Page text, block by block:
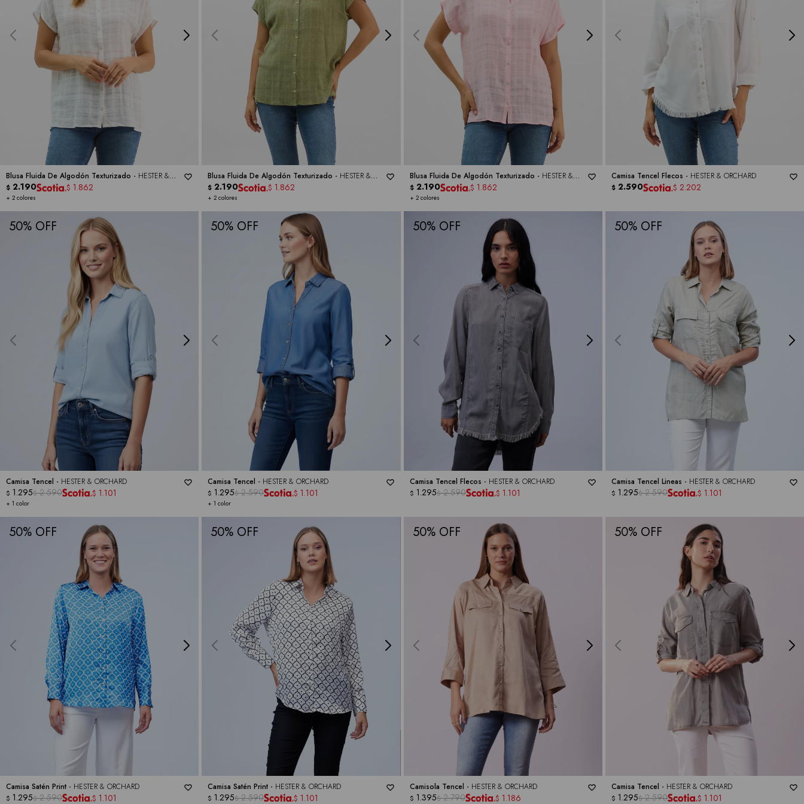
Blusa Fluida De Algodón Texturizado - HESTER &
ORCHARD
+ 2 colores
$ 2.190 $ 1.862
Blusa Fluida De Algodón Texturizado - HESTER &
ORCHARD
+ 2 colores
$ 2.190 $ 1.862
Blusa Fluida De Algodón Texturizado - HESTER &
ORCHARD
+ 2 colores
$ 2.190 $ 1.862
Camisa Tencel Flecos - HESTER & ORCHARD
$ 2.590 $ 2.202
50
Camisa Tencel - HESTER & ORCHARD
+ 1 color
$ 1.295$ 2.590 $ 1.101
50
Camisa Tencel - HESTER & ORCHARD
+ 1 color
$ 1.295$ 2.590 $ 1.101
50
Camisa Tencel Flecos - HESTER & ORCHARD
$ 1.295$ 2.590 $ 1.101
50
Camisa Tencel Lineas - HESTER & ORCHARD
$ 1.295$ 2.590 $ 1.101
50
Camisa Satén Print - HESTER & ORCHARD
$ 1.295$ 2.590 $ 1.101
50
Camisa Satén Print - HESTER & ORCHARD
$ 1.295$ 2.590 $ 1.101
50
Camisola Tencel - HESTER & ORCHARD
$ 1.395$ 2.790 $ 1.186
50
Camisa Tencel - HESTER & ORCHARD
$ 1.295$ 2.590 $ 1.101